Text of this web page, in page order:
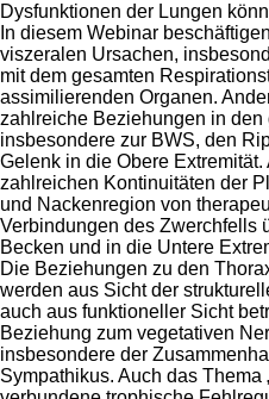
Dysfunktionen der Lungen
In diesem Webinar
viszeralen Ursachen,
mit dem gesamten
assimilierenden Organen.
zahlreiche Beziehungen in den
insbesondere zur BWS, den
Gelenk in die Obere
zahlreichen Kontinuitäten der
und Nackenregion von
Verbindungen des Zwerchfells
Becken und in die Untere
Die Beziehungen zu den
werden aus Sicht der
auch aus funktioneller Sicht
Beziehung zum vegetativen
insbesondere der
Sympathikus. Auch das Thema